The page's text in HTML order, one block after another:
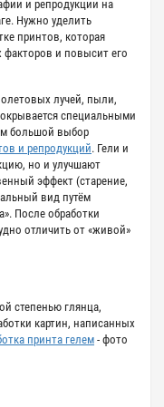
и репродукции на
Нужно уделить
принтов, которая
и повысит его
лучей, пыли,
специальными
большой выбор
и репродукций. Гели и
но и улучшают
эффект (старение,
вид путём
После обработки
отличить от «живой»
степенью глянца,
картин, написанных
принта гелем - фото